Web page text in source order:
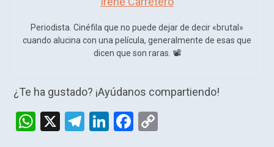
Periodista. Cinéfila que no puede dejar de decir «brutal»
cuando alucina con una película, generalmente de esas que
dicen que son raras. 📽️​
¿Te ha gustado? ¡Ayúdanos compartiendo!
W X
T
Li F